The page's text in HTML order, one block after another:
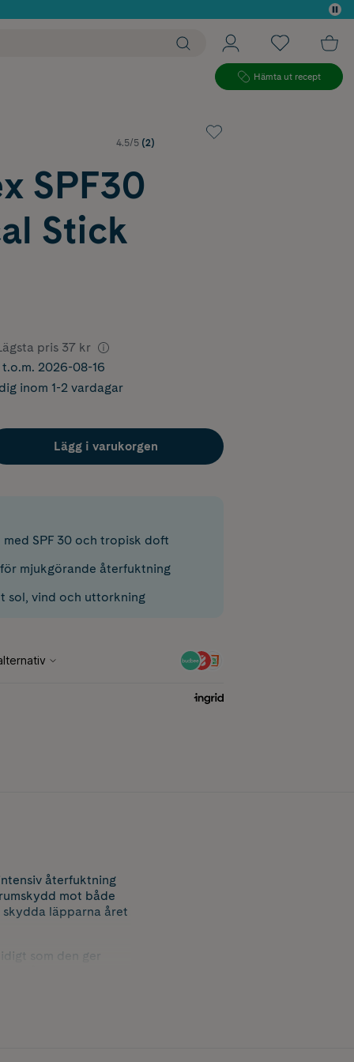
Hämta ut recept
4.5/5 (2)
SPF30
Stick
pris 37 kr
2026-08-16
inom 1-2 vardagar
Lägg i varukorgen
med SPF 30 och tropisk doft
mjukgörande återfuktning
sol, vind och uttorkning
återfuktning
mot både
läpparna året
som den ger